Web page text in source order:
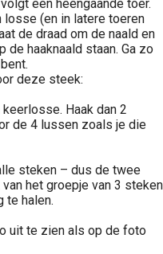
een heengaande toer.
losse (en in latere toeren
de draad om de naald en
de haaknaald staan. Ga zo
deze steek:
Haak dan 2
de 4 lussen zoals je die
steken – dus de twee
het groepje van 3 steken
te halen.
uit te zien als op de foto